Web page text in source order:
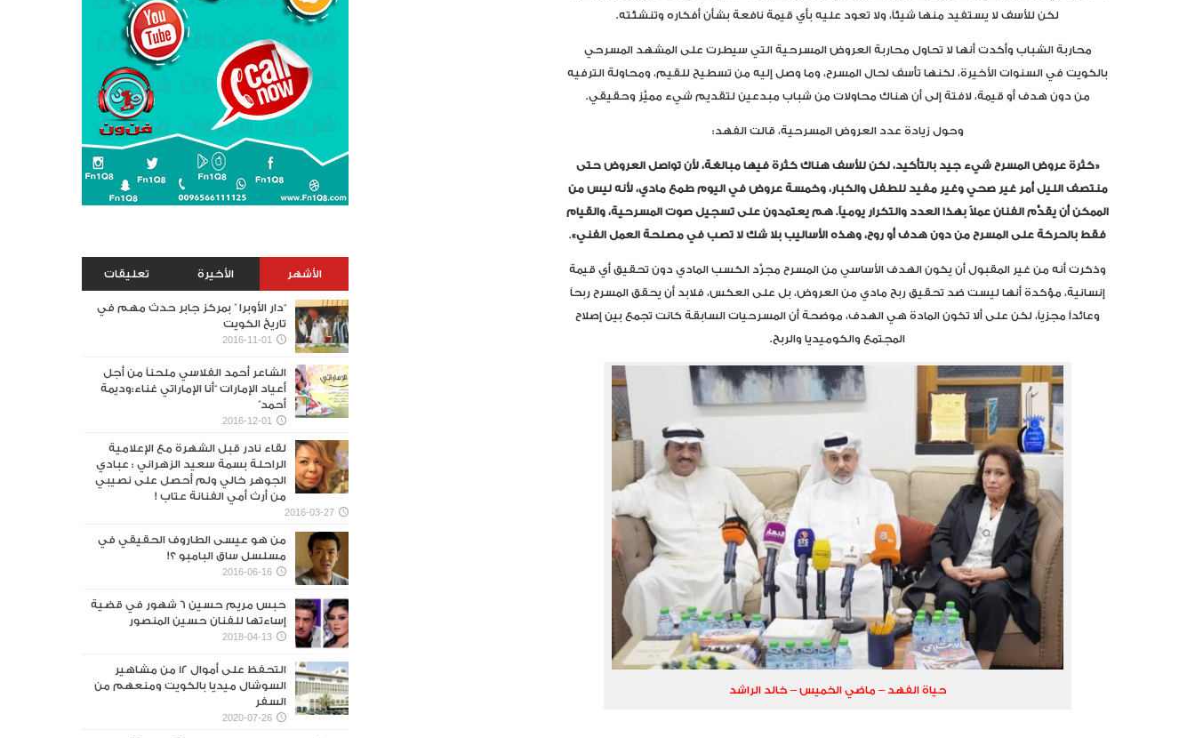
لكن للأسف لا يستفيد منها شيئاً، ولا تعود عليه بأي قيمة نافعة بشأن أفكاره وتنشئته.
محاربة الشباب وأكدت أنها لا تحاول محاربة العروض المسرحية التي سيطرت على المشهد المسرحي
بالكويت في السنوات الأخيرة، لكنها تأسف لحال المسرح، وما وصل إليه من تسطيح للقيم، ومحاولة الترفيه
من دون هدف أو قيمة، لافتة إلى أن هناك محاولات من شباب مبدعين لتقديم شيء مميَّز وحقيقي.
وحول زيادة عدد العروض المسرحية، قالت الفهد:
«كثرة عروض المسرح شيء جيد بالتأكيد، لكن للأسف هناك كثرة فيها مبالغة، لأن تواصل العروض حتى
منتصف الليل أمر غير صحي وغير مفيد للطفل والكبار، وخمسة عروض في اليوم طمع مادي، لأنه ليس من
الممكن أن يقدِّم الفنان عملاً بهذا العدد والتكرار يومياً. هم يعتمدون على تسجيل صوت المسرحية، والقيام
فقط بالحركة على المسرح من دون هدف أو روح، وهذه الأساليب بلا شك لا تصب في مصلحة العمل الفني».
وذكرت أنه من غير المقبول أن يكون الهدف الأساسي من المسرح مجرَّد الكسب المادي دون تحقيق أي قيمة
إنسانية، مؤكدة أنها ليست ضد تحقيق ربح مادي من العروض، بل على العكس، فلابد أن يحقق المسرح ربحاً
وعائداً مجزياً، لكن على ألا تكون المادة هي الهدف، موضحة أن المسرحيات السابقة كانت تجمع بين إصلاح
المجتمع والكوميديا والربح.
حياة الفهد – ماضي الخميس – خالد الراشد
الأشهر الأخيرة تعليقات
“دار الأوبرا ” بمركز جابر حدث مهم في
تاريخ الكويت
2016-11-01
الشاعر أحمد الفلاسي ملحناً من أجل
أعياد الإمارات “أنا الإماراتي غناء:وديمة
أحمد”
2016-12-01
لقاء نادر قبل الشهرة مع الإعلامية
الراحلة بسمة سعيد الزهراني : عبادي
الجوهر خالي ولم أحصل على نصيبي
من أرث أمي الفنانة عتاب !
2016-03-27
من هو عيسى الطاروف الحقيقي في
مسلسل ساق البامبو ؟!
2016-06-16
حبس مريم حسين 6 شهور في قضية
إساءتها للفنان حسين المنصور‎
2018-04-13
التحفظ على أموال 12 من مشاهير
السوشال ميديا بالكويت ومنعهم من
السفر
2020-07-26